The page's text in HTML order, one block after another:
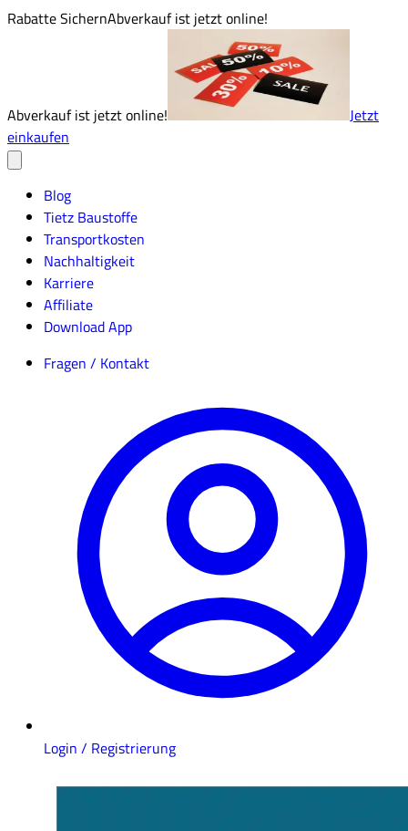
Rabatte SichernAbverkauf ist jetzt online!
Abverkauf ist jetzt online!
Jetzt
einkaufen
Blog
Tietz Baustoffe
Transportkosten
Nachhaltigkeit
Karriere
Affiliate
Download App
Fragen / Kontakt
Login / Registrierung